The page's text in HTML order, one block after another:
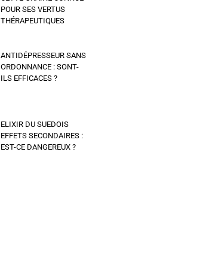
POUR SES VERTUS
THÉRAPEUTIQUES
ANTIDÉPRESSEUR SANS
ORDONNANCE : SONT-
ILS EFFICACES ?
ELIXIR DU SUEDOIS
EFFETS SECONDAIRES :
EST-CE DANGEREUX ?